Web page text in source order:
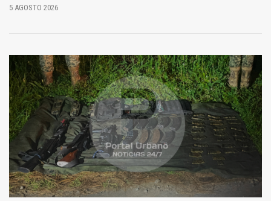
5 AGOSTO 2026